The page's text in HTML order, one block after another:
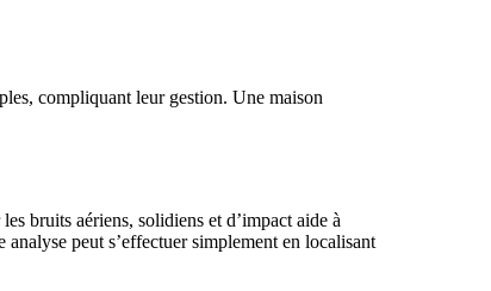
compliquant leur gestion. Une maison
bruits aériens, solidiens et d’impact aide à
peut s’effectuer simplement en localisant